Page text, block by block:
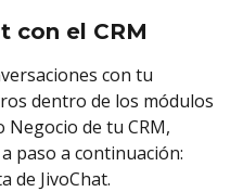
con el CRM
con tu
dentro de los módulos
Negocio de tu CRM,
paso a continuación:
de JivoChat.